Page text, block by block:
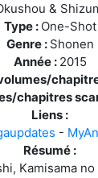
&
Type : One-Shot
Genre : Shonen
Année : 2015
chapitres
Liens :
-
Résumé :
Kamisama